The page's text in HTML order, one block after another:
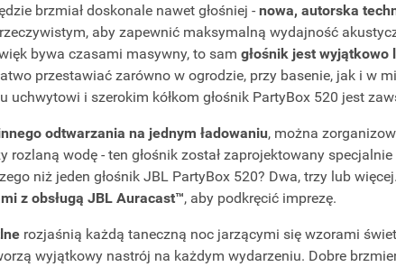
brzmiał doskonale nawet głośniej - nowa, autorska
aby zapewnić maksymalną wydajność
bywa czasami masywny, to sam głośnik jest wyjątkowo
przestawiać zarówno w ogrodzie, przy basenie, jak i w
uchwytowi i szerokim kółkom głośnik PartyBox 520 jest
odtwarzania na jednym ładowaniu, można
rozlaną wodę - ten głośnik został zaprojektowany
niż jeden głośnik JBL PartyBox 520? Dwa, trzy lub
z obsługą JBL Auracast™, aby podkręcić imprezę.
rozjaśnią każdą taneczną noc jarzącymi się wzorami
wyjątkowy nastrój na każdym wydarzeniu. Dobre